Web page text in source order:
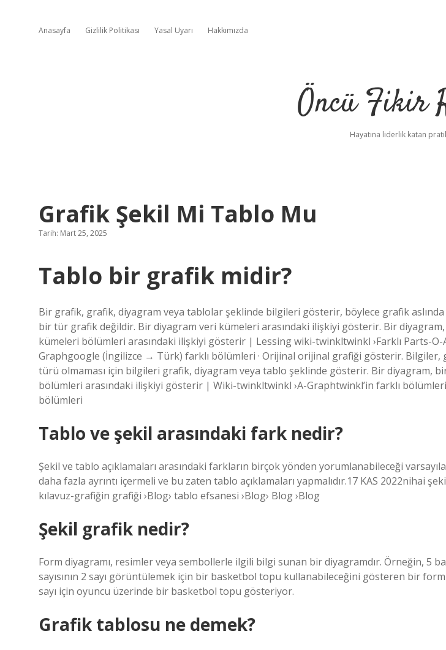
Anasayfa Gizlilik Politikası Yasal Uyarı Hakkımızda
Öncü Fikir
Hayatına liderlik katan
Grafik Şekil Mi Tablo Mu
Tarih: Mart 25, 2025
Tablo bir grafik midir?
Bir grafik, grafik, diyagram veya tablolar şeklinde bilgileri gösterir, böylece grafik
bir tür grafik değildir. Bir diyagram veri kümeleri arasındaki ilişkiyi gösterir. Bir
kümeleri bölümleri arasındaki ilişkiyi gösterir | Lessing wiki-twinkltwinkl ›Farklı Parts-O-
Graphgoogle (İngilizce → Türk) farklı bölümleri · Orijinal orijinal grafiği gösterir.
türü olmaması için bilgileri grafik, diyagram veya tablo şeklinde gösterir. Bir diyagram,
bölümleri arasındaki ilişkiyi gösterir | Wiki-twinkltwinkl ›A-Graphtwinkl’in farklı
bölümleri
Tablo ve şekil arasındaki fark nedir?
Şekil ve tablo açıklamaları arasındaki farkların birçok yönden yorumlanabileceği
daha fazla ayrıntı içermeli ve bu zaten tablo açıklamaları yapmalıdır.17 KAS 2022nihai
kılavuz-grafiğin grafiği ›Blog› tablo efsanesi ›Blog› Blog ›Blog
Şekil grafik nedir?
Form diyagramı, resimler veya sembollerle ilgili bilgi sunan bir diyagramdır. Örneğin, 5
sayısının 2 sayı görüntülemek için bir basketbol topu kullanabileceğini gösteren bir
sayı için oyuncu üzerinde bir basketbol topu gösteriyor.
Grafik tablosu ne demek?